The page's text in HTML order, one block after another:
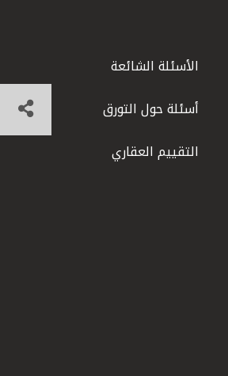
الأسئلة الشائعة
أسئلة حول التورق
التقييم العقاري